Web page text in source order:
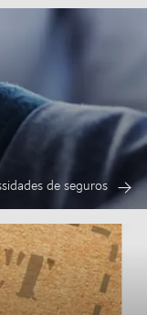
de seguros